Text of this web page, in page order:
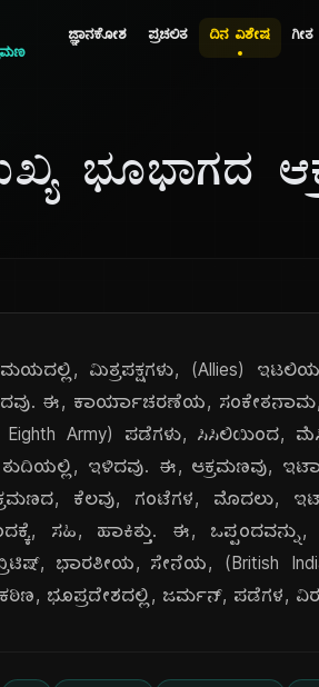
ಜ್ಞಾನಕೋಶ ಪ್ರಚಲಿತ ದಿನ ವಿಶೇಷ
ಭೂಭಾಗದ
ಮಿತ್ರಪಕ್ಷಗಳು, (Allies)
ಈ, ಕಾರ್ಯಾಚರಣೆಯ,
Eighth Army) ಪಡೆಗಳು, ಸಿಸಿಲಿಯಿಂದ,
ತುದಿಯಲ್ಲಿ, ಇಳಿದವು. ಈ, ಆಕ್ರಮಣವು,
ಕೆಲವು, ಗಂಟೆಗಳ, ಮೊದಲು,
ಸಹಿ, ಹಾಕಿತ್ತು. ಈ,
ಭಾರತೀಯ, ಸೇನೆಯ, (British
ಭೂಪ್ರದೇಶದಲ್ಲಿ, ಜರ್ಮನ್, ಪಡೆಗಳ,